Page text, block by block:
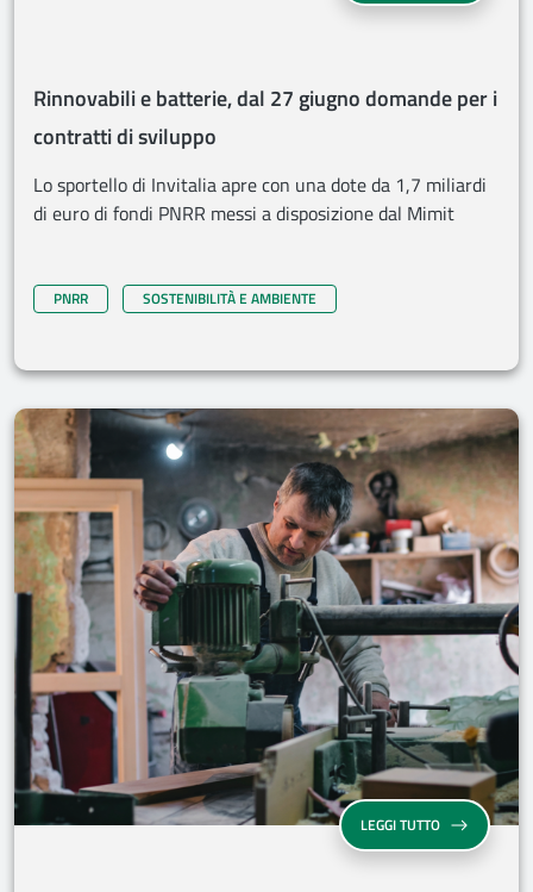
Rinnovabili e batterie, dal 27 giugno domande per i
contratti di sviluppo
Lo sportello di Invitalia apre con una dote da 1,7 miliardi
di euro di fondi PNRR messi a disposizione dal Mimit
PNRR SOSTENIBILITÀ E AMBIENTE
LEGGI TUTTOCONTRATTI DI